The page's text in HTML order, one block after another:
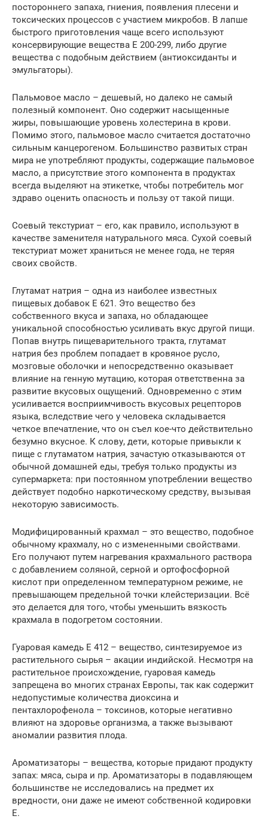
постороннего запаха, гниения, появления плесени и
токсических процессов с участием микробов. В лапше
быстрого приготовления чаще всего используют
консервирующие вещества E 200-299, либо другие
вещества с подобным действием (антиоксиданты и
эмульгаторы).
Пальмовое масло – дешевый, но далеко не самый
полезный компонент. Оно содержит насыщенные
жиры, повышающие уровень холестерина в крови.
Помимо этого, пальмовое масло считается достаточно
сильным канцерогеном. Большинство развитых стран
мира не употребляют продукты, содержащие пальмовое
масло, а присутствие этого компонента в продуктах
всегда выделяют на этикетке, чтобы потребитель мог
здраво оценить опасность и пользу от такой пищи.
Соевый текстуриат – его, как правило, используют в
качестве заменителя натурального мяса. Сухой соевый
текстуриат может храниться не менее года, не теряя
своих свойств.
Глутамат натрия – одна из наиболее известных
пищевых добавок E 621. Это вещество без
собственного вкуса и запаха, но обладающее
уникальной способностью усиливать вкус другой пищи.
Попав внутрь пищеварительного тракта, глутамат
натрия без проблем попадает в кровяное русло,
мозговые оболочки и непосредственно оказывает
влияние на генную мутацию, которая ответственна за
развитие вкусовых ощущений. Одновременно с этим
усиливается восприимчивость вкусовых рецепторов
языка, вследствие чего у человека складывается
четкое впечатление, что он съел кое-что действительно
безумно вкусное. К слову, дети, которые привыкли к
пище с глутаматом натрия, зачастую отказываются от
обычной домашней еды, требуя только продукты из
супермаркета: при постоянном употреблении вещество
действует подобно наркотическому средству, вызывая
некоторую зависимость.
Модифицированный крахмал – это вещество, подобное
обычному крахмалу, но с измененными свойствами.
Его получают путем нагревания крахмального раствора
с добавлением соляной, серной и ортофосфорной
кислот при определенном температурном режиме, не
превышающем предельной точки клейстеризации. Всё
это делается для того, чтобы уменьшить вязкость
крахмала в подогретом состоянии.
Гуаровая камедь E 412 – вещество, синтезируемое из
растительного сырья – акации индийской. Несмотря на
растительное происхождение, гуаровая камедь
запрещена во многих странах Европы, так как содержит
недопустимые количества диоксина и
пентахлорофенола – токсинов, которые негативно
влияют на здоровье организма, а также вызывают
аномалии развития плода.
Ароматизаторы – вещества, которые придают продукту
запах: мяса, сыра и пр. Ароматизаторы в подавляющем
большинстве не исследовались на предмет их
вредности, они даже не имеют собственной кодировки
E.